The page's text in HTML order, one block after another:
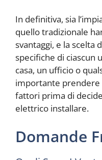
In definitiva, sia
quello tradizionale
svantaggi, e la scelta
specifiche di ciascun
casa, un ufficio o
importante prendere
fattori prima di
elettrico installare.
Domande